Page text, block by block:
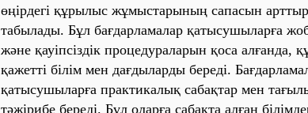
өңірдегі құрылыс жұмыстарының сапасын
табылады. Бұл бағдарламалар қатысушыларға
және қауіпсіздік процедураларын қоса алғанда,
қажетті білім мен дағдыларды береді.
қатысушыларға практикалық сабақтар мен
тәжірибе береді. Бұл оларға сабақта алған